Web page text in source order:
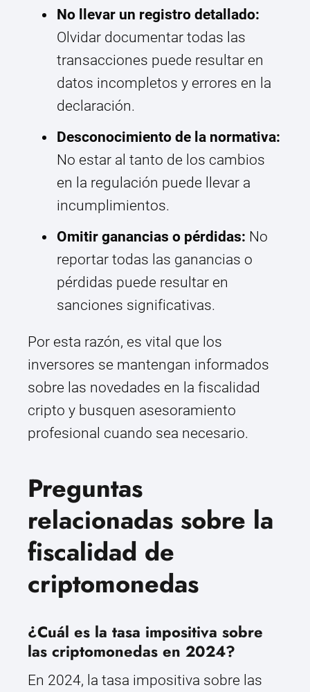
No llevar un registro detallado:
Olvidar documentar todas las
transacciones puede resultar en
datos incompletos y errores en la
declaración.
Desconocimiento de la normativa:
No estar al tanto de los cambios
en la regulación puede llevar a
incumplimientos.
Omitir ganancias o pérdidas: No
reportar todas las ganancias o
pérdidas puede resultar en
sanciones significativas.
Por esta razón, es vital que los
inversores se mantengan informados
sobre las novedades en la fiscalidad
cripto y busquen asesoramiento
profesional cuando sea necesario.
Preguntas
relacionadas sobre la
fiscalidad de
criptomonedas
¿Cuál es la tasa impositiva sobre
las criptomonedas en 2024?
En 2024, la tasa impositiva sobre las